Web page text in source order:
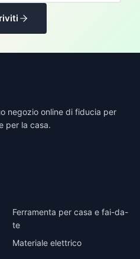
negozio online di fiducia per
per la casa.
Ferramenta per casa e fai-da-
te
Materiale elettrico